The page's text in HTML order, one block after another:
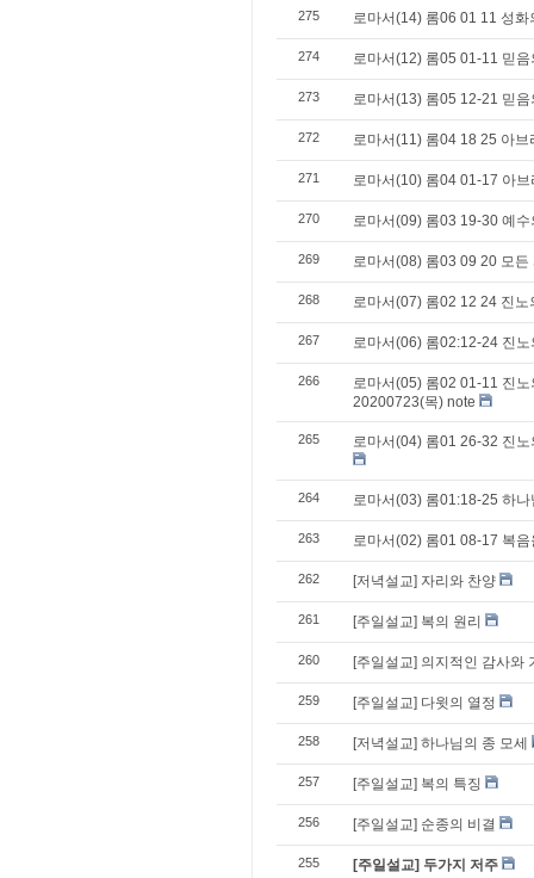
275 로마서(14) 롬06 01 11 성
274 로마서(12) 롬05 01-11 믿
273 로마서(13) 롬05 12-21 믿
272 로마서(11) 롬04 18 25 아
271 로마서(10) 롬04 01-17 아
270 로마서(09) 롬03 19-30 예
269 로마서(08) 롬03 09 20 모
268 로마서(07) 롬02 12 24 진노
267 로마서(06) 롬02:12-24 진
266
로마서(05) 롬02 01-11 진
20200723(목) note
265 로마서(04) 롬01 26-32 진
264 로마서(03) 롬01:18-25 하
263 로마서(02) 롬01 08-17 복
262 [저녁설교] 자리와 찬양
261 [주일설교] 복의 원리
260 [주일설교] 의지적인 감사와
259 [주일설교] 다윗의 열정
258 [저녁설교] 하나님의 종 모세
257 [주일설교] 복의 특징
256 [주일설교] 순종의 비결
255 [주일설교] 두가지 저주